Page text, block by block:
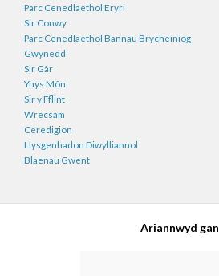
Parc Cenedlaethol Eryri
Sir Conwy
Parc Cenedlaethol Bannau Brycheiniog
Gwynedd
Sir Gâr
Ynys Môn
Sir y Fflint
Wrecsam
Ceredigion
Llysgenhadon Diwylliannol
Blaenau Gwent
Ariannwyd gan